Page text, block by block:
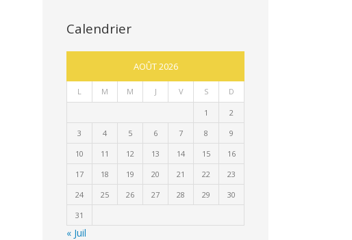
Calendrier
AOÛT 2026
L M M J V S D
1
2
3
4 5 6 7 8
9
10
11 12 13 14 15
16
17
18 19 20 21 22
23
24
25 26 27 28 29
30
31
« Juil